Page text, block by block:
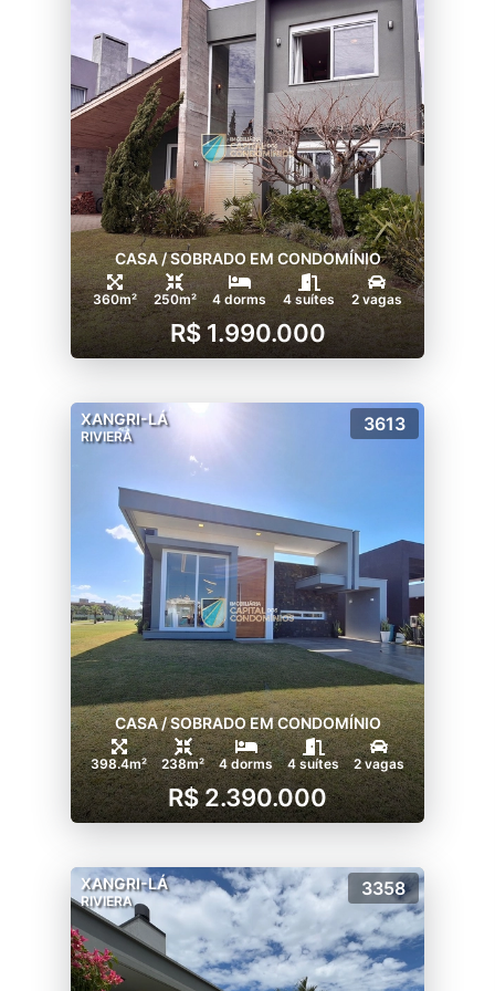
- Varanda com deck pergolado;
- Solarium;
- Piso superior com sala de jogos e terraço;
- Quiosque;
- Playground diferenciado;
- 3 casas do Tarzan;
- 1 barco pirata;
- Ampla área para contemplação e banhos
de sol junto aos espelhos dágua;
- Espaços de convivência sob pergolados;
- 3 ambientes de estar próximos ao clube de
tênis;
- 4 ambientes de estar com pergolados pelo
- portaria com monitoramento e segurança
24 horas, todos os dias do ano;
Veja todas as opções de lotes e casas à
venda no condomínio Riviera, logo abaixo,
faça contato e saiba mais!
CASA / SOBRADO EM CONDOMÍNIO
360m² 250m² 4 dorms 4 suítes 2 vagas
R$ 1.990.000
XANGRI-LÁ
RIVIERA
3613
CASA / SOBRADO EM CONDOMÍNIO
398.4m² 238m² 4 dorms 4 suítes 2 vagas
R$ 2.390.000
XANGRI-LÁ
RIVIERA
3358